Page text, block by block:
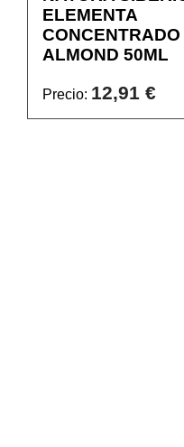
ELEMENTA
ALMOND 50ML
Precio: 12,91 €